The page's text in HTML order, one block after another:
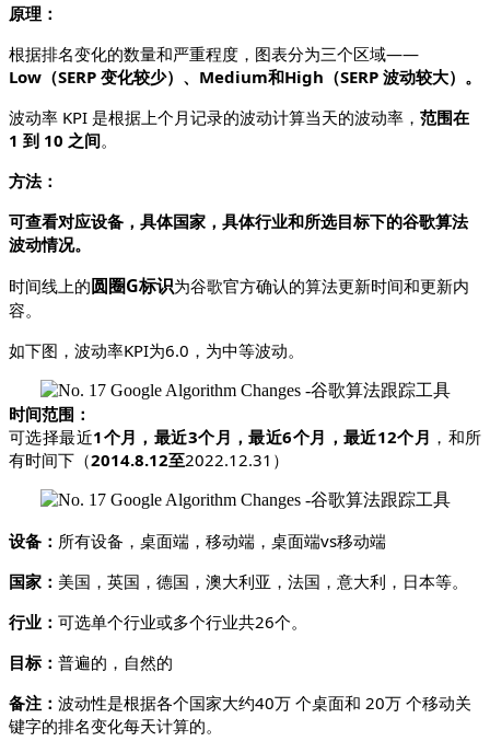
原理：
根据排名变化的数量和严重程度，图表分为三个区域——
Low（SERP 变化较少）、Medium和High（SERP 波动较大）。
波动率 KPI 是根据上个月记录的波动计算当天的波动率， 范围在
1 到 10 之间。
方法：
可查看对应设备，具体国家，具体行业和所选目标下的谷歌算法
波动情况。
时间线上的圆圈G标识为谷歌官方确认的算法更新时间和更新内
容。
如下图，波动率KPI为6.0，为中等波动。
时间范围：
可选择最近1个月，最近3个月，最近6个月，最近12个月 ，和所
有时间下（2014.8.12至2022.12.31）
设备： 所有设备，桌面端，移动端，桌面端vs移动端
国家： 美国，英国，德国，澳大利亚，法国，意大利，日本等。
行业： 可选单个行业或多个行业共26个。
目标： 普遍的，自然的
备注： 波动性是根据各个国家大约40万 个桌面和 20万 个移动关
键字的排名变化每天计算的。